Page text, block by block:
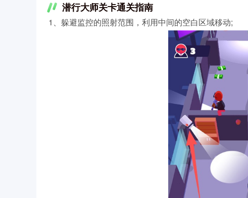
潜行大师关卡通关指南
1、躲避监控的照射范围，利用中间的空白区域移动;